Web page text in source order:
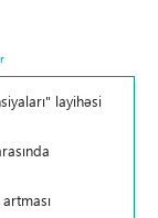
layihəsi